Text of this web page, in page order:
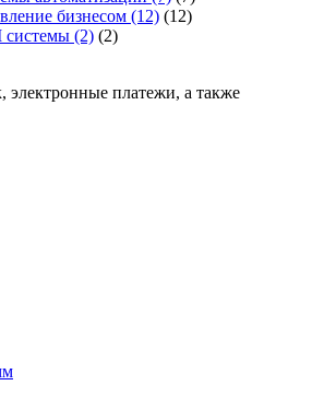
бизнесом (12) (12)
системы (2) (2)
электронные платежи, а также